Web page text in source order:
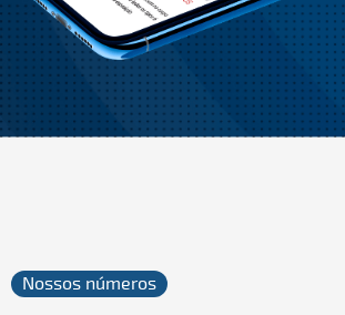
Nossos números